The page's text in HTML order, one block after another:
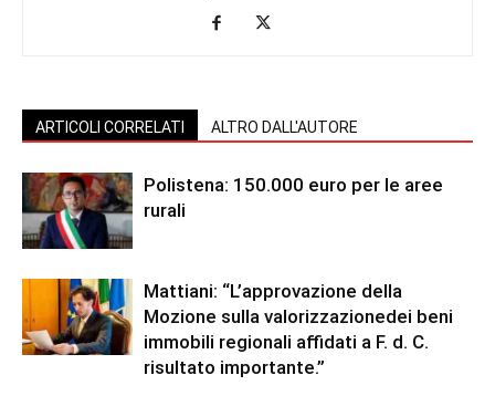
ARTICOLI CORRELATI ALTRO DALL'AUTORE
Polistena: 150.000 euro per le aree
rurali
Mattiani: “L’approvazione della
Mozione sulla valorizzazionedei beni
immobili regionali affidati a F. d. C.
risultato importante.”